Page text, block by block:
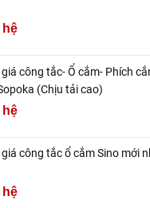
hệ
công tắc- Ổ cắm- Phích
(Chịu tải cao)
hệ
công tắc ổ cắm Sino mới
hệ